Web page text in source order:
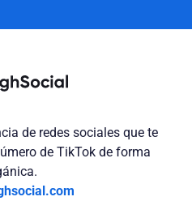
de redes sociales que te
de TikTok de forma